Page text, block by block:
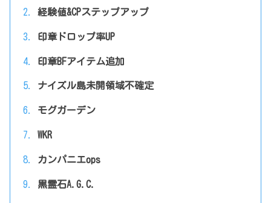
経験値&CPステップアップ
印章ドロップ率UP
印章BFアイテム追加
ナイズル島未開領域不確定
モグガーデン
WKR
カンパニエops
黒霊石A.G.C.